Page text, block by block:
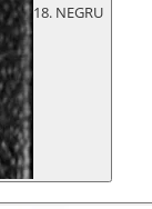
18. NEGRU